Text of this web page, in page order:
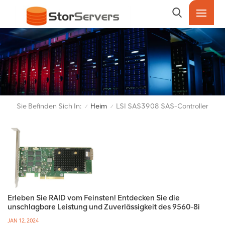
Sie Befinden Sich In: / Heim / LSI SAS3908 SAS-Controller
Erleben Sie RAID vom Feinsten! Entdecken Sie die
unschlagbare Leistung und Zuverlässigkeit des 9560-8i
JAN 12, 2024